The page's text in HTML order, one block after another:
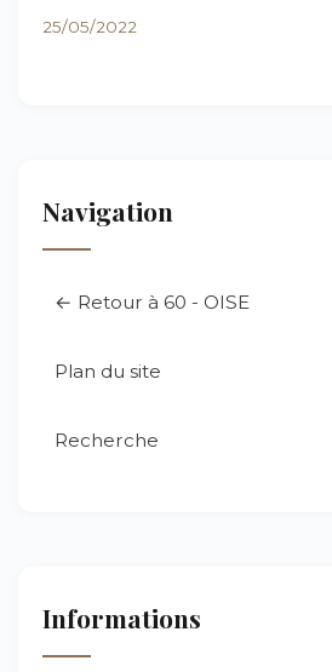
25/05/2022
Navigation
← Retour à 60 - OISE
Plan du site
Recherche
Informations